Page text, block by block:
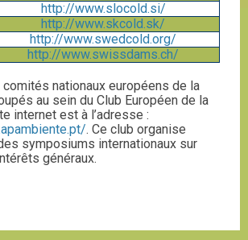
http://www.slocold.si/
http://www.skcold.sk/
http://www.swedcold.org/
http://www.swissdams.ch/
nationaux européens de la
au sein du Club Européen de la
internet est à l’adresse :
. Ce club organise
symposiums internationaux sur
généraux.